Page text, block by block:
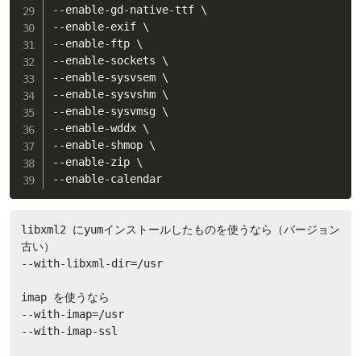
--enable-gd-native-ttf \
--enable-exif \
--enable-ftp \
--enable-sockets \
--enable-sysvsem \
--enable-sysvshm \
--enable-sysvmsg \
--enable-wddx \
--enable-shmop \
--enable-zip \
--enable-calendar
libxml2 にyumインストールしたものを使うなら（バージョン
古い）
--with-libxml-dir=/usr
imap を使うなら
--with-imap=/usr
--with-imap-ssl